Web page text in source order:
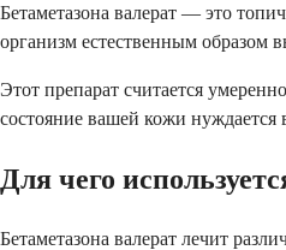
Бетаметазона валерат — это
организм естественным образом
Этот препарат считается
состояние вашей кожи
Для чего
Бетаметазона валерат лечит